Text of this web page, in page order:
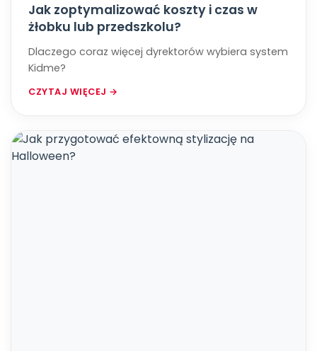
Jak zoptymalizować koszty i czas w
żłobku lub przedszkolu?
Dlaczego coraz więcej dyrektorów wybiera system
Kidme?
CZYTAJ WIĘCEJ →